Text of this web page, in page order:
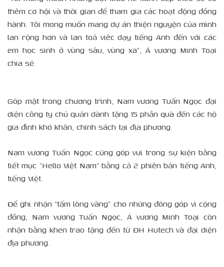
thêm cơ hội và thời gian để tham gia các hoạt động đồng
hành. Tôi mong muốn mang dự án thiện nguyện của mình
lan rộng hơn và lan toả viêc dạy tiếng Anh đến với các
em học sinh ở vùng sâu, vùng xa”, Á vương Minh Toại
chia sẻ.
Góp mặt trong chương trình, Nam vương Tuấn Ngọc đại
diện công ty chủ quản dành tặng 15 phần quà đến các hộ
gia đình khó khăn, chính sách tại địa phương.
Nam vương Tuấn Ngọc cũng góp vui trong sự kiện bằng
tiết mục “Hello Việt Nam” bằng cả 2 phiên bản tiếng Anh,
tiếng Việt.
Để ghi nhận “tấm lòng vàng” cho những đóng góp vì cộng
đồng, Nam vương Tuấn Ngọc, Á vương Minh Toại còn
nhận bằng khen trao tặng đến từ ĐH Hutech và đại diện
địa phương.